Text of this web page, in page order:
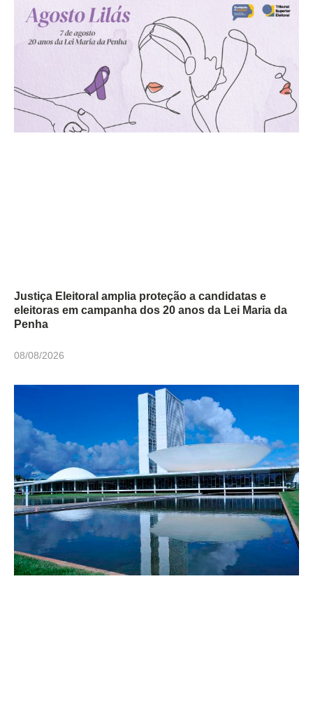
Justiça Eleitoral amplia proteção a candidatas e
eleitoras em campanha dos 20 anos da Lei Maria da
Penha
08/08/2026